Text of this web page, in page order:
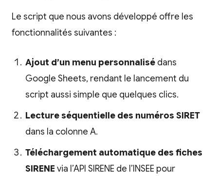
Le script que nous avons développé offre les
fonctionnalités suivantes :
Ajout d’un menu personnalisé dans
Google Sheets, rendant le lancement du
script aussi simple que quelques clics.
Lecture séquentielle des numéros SIRET
dans la colonne A.
Téléchargement automatique des fiches
SIRENE via l’API SIRENE de l’INSEE pour